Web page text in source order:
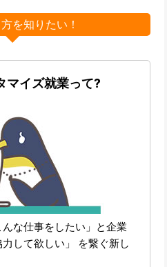
を知りたい！
マイズ就業って?
な仕事をしたい」と企業
して欲しい」 を繋ぐ新し